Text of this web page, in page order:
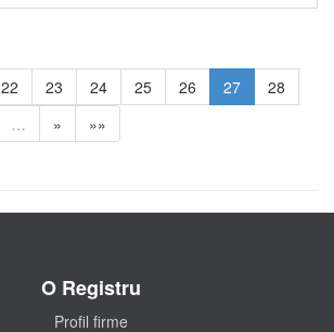
22 23 24 25 26 27
28
… » »»
O Registru
Profil firme